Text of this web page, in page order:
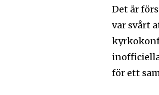
Det är
var svårt
för ett